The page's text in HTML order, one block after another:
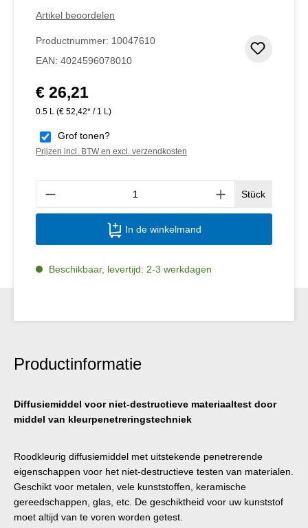
Artikel beoordelen
Productnummer: 10047610
EAN: 4024596078010
Normale prijs:
€ 26,21
0.5 L (€ 52,42* / 1 L)
Grof tonen?
Prijzen incl. BTW en excl. verzendkosten
Stück
In de winkelmand
Beschikbaar, levertijd: 2-3 werkdagen
Productinformatie
Diffusiemiddel voor niet-destructieve materiaaltest door
middel van kleurpenetreringstechniek
Roodkleurig diffusiemiddel met uitstekende penetrerende
eigenschappen voor het niet-destructieve testen van materialen.
Geschikt voor metalen, vele kunststoffen, keramische
gereedschappen, glas, etc. De geschiktheid voor uw kunststof
moet altijd van te voren worden getest.